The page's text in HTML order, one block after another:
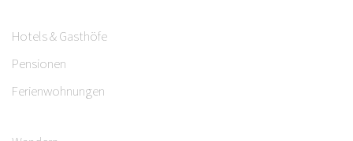
Hotels & Gasthöfe
Pensionen
Ferienwohnungen